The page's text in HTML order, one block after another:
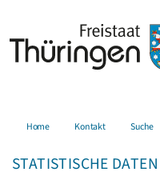
Home Kontakt Suche
STATISTISCHE DATEN